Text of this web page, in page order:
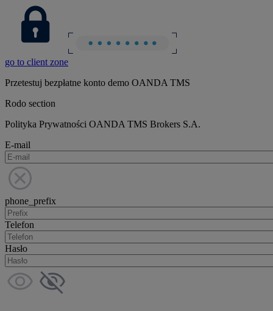
go to client zone
Przetestuj bezpłatne konto demo OANDA TMS
Rodo section
Polityka Prywatności OANDA TMS Brokers S.A.
E-mail
phone_prefix
Telefon
Hasło